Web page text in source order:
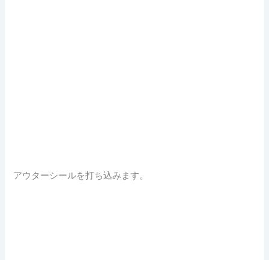
アウターシールを打ち込みます。